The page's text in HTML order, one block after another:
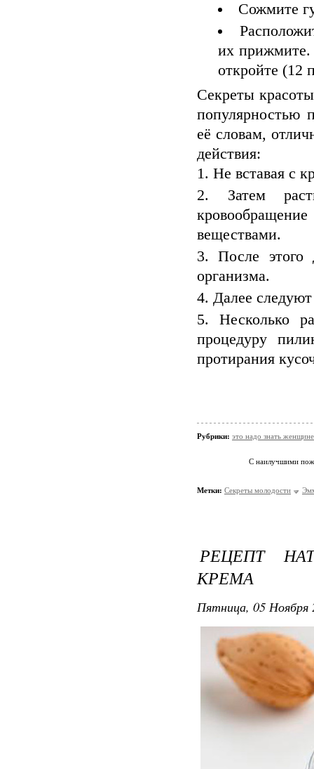
Сожмите
их прижмите.
откройте (12
Секреты
популярностью
её словам,
действия:
Не вставая с
Затем
веществами.
После этого
организма.
Далее
Несколько
процедуру
протирания
Рубрики: это надо знать женщине
С наилучшими
Метки: Секреты молодости
РЕЦЕПТ
КРЕМА
Пятница, 05 Ноября